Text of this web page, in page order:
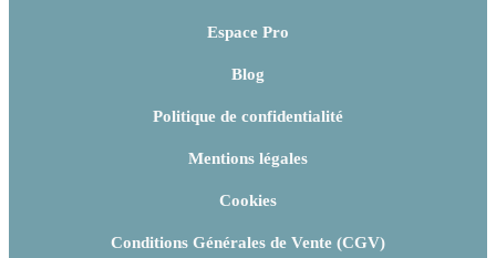
Espace Pro
Blog
Politique de confidentialité
Mentions légales
Cookies
Conditions Générales de Vente (CGV)